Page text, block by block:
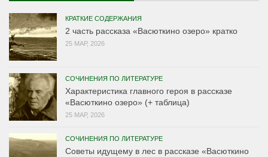
КРАТКИЕ СОДЕРЖАНИЯ
2 часть рассказа «Васюткино озеро» кратко
25 МАР, 2026
СОЧИНЕНИЯ ПО ЛИТЕРАТУРЕ
Характеристика главного героя в рассказе
«Васюткино озеро» (+ таблица)
25 МАР, 2026
СОЧИНЕНИЯ ПО ЛИТЕРАТУРЕ
Советы идущему в лес в рассказе «Васюткино